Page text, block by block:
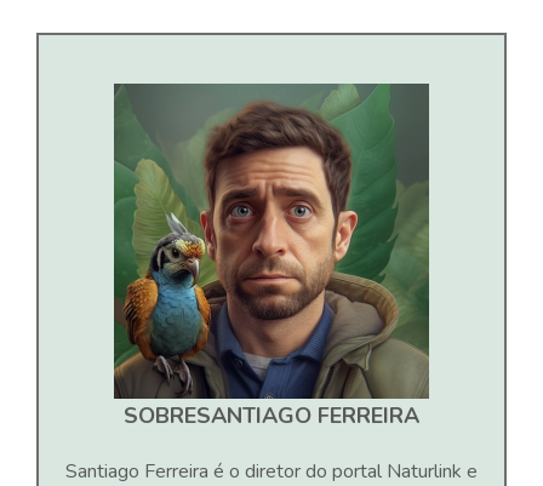
SOBRESANTIAGO FERREIRA
Santiago Ferreira é o diretor do portal Naturlink e